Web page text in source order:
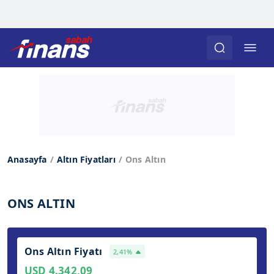
Anasayfa Altın Fiyatları Ons Altın
ONS ALTIN
Ons Altın Fiyatı 2,41%
USD 4.342,09